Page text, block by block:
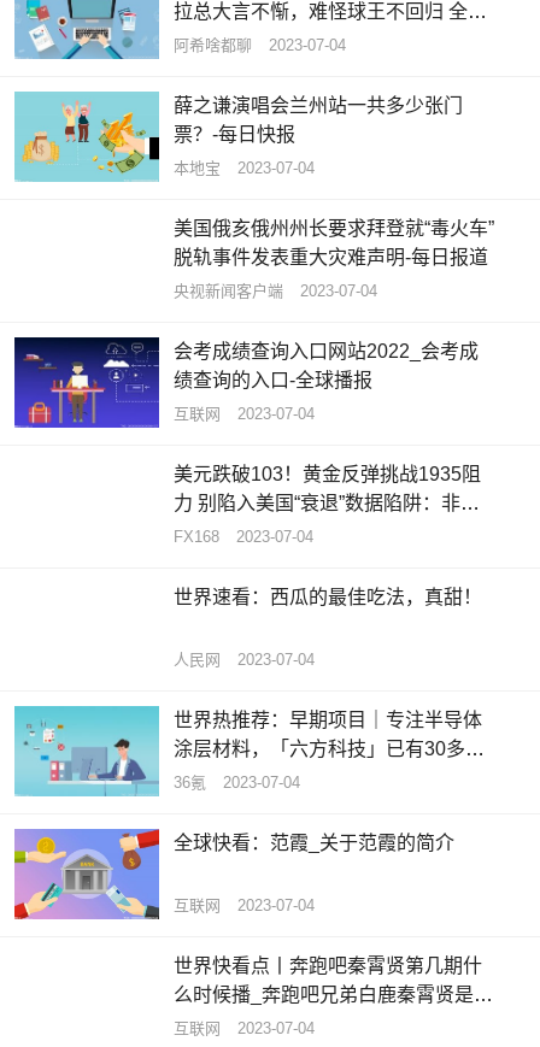
拉总大言不惭，难怪球王不回归 全球
速看料
阿希啥都聊 2023-07-04
薛之谦演唱会兰州站一共多少张门
票？-每日快报
本地宝 2023-07-04
美国俄亥俄州州长要求拜登就“毒火车”
脱轨事件发表重大灾难声明-每日报道
央视新闻客户端 2023-07-04
会考成绩查询入口网站2022_会考成
绩查询的入口-全球播报
互联网 2023-07-04
美元跌破103！黄金反弹挑战1935阻
力 别陷入美国“衰退”数据陷阱：非农
将成美元买盘拐点_天天热推荐
FX168 2023-07-04
世界速看：西瓜的最佳吃法，真甜！
人民网 2023-07-04
世界热推荐：早期项目｜专注半导体
涂层材料，「六方科技」已有30多家
合作伙伴
36氪 2023-07-04
全球快看：范霞_关于范霞的简介
互联网 2023-07-04
世界快看点丨奔跑吧秦霄贤第几期什
么时候播_奔跑吧兄弟白鹿秦霄贤是哪
一期
互联网 2023-07-04